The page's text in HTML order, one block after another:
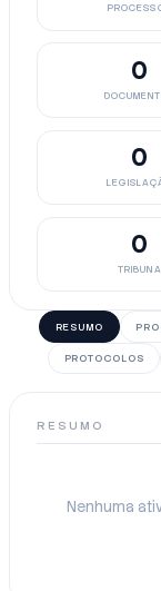
0
0
0
TRIBUNA
RESUMO
PROTOCOLOS
RESUMO
Nenhuma